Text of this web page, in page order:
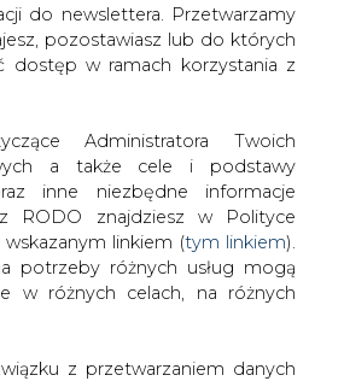
do newslettera. Przetwarzamy
pozostawiasz lub do których
dostęp w ramach korzystania z
Administratora Twoich
a także cele i podstawy
inne niezbędne informacje
RODO znajdziesz w Polityce
linkiem (tym linkiem).
potrzeby różnych usług mogą
w różnych celach, na różnych
z przetwarzaniem danych
INFORMACYJNY CIRE
skomentuj
udostępnij: